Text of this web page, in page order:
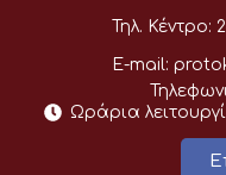
Τηλ. Κέντρο:
E-mail:
Ωράρια